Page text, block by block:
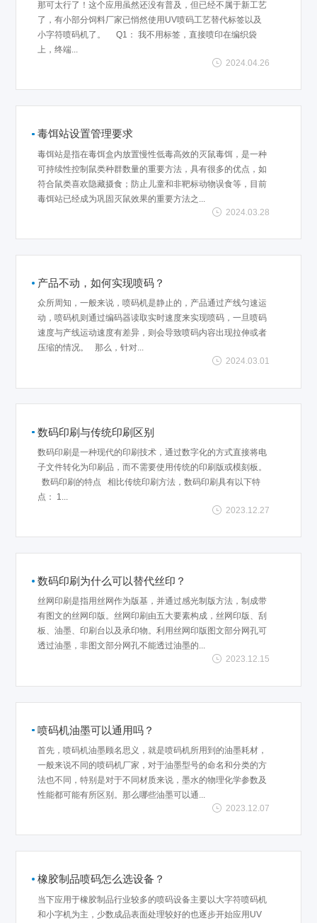
那可太行了！这个应用虽然还没有普及，但已经不属于新工艺
了，有小部分饲料厂家已悄然使用UV喷码工艺替代标签以及
小字符喷码机了。 Q1： 我不用标签，直接喷印在编织袋
上，终端...
2024.04.26
毒饵站设置管理要求
毒饵站是指在毒饵盒内放置慢性低毒高效的灭鼠毒饵，是一种
可持续性控制鼠类种群数量的重要方法，具有很多的优点，如
符合鼠类喜欢隐藏摄食；防止儿童和非靶标动物误食等，目前
毒饵站已经成为巩固灭鼠效果的重要方法之...
2024.03.28
产品不动，如何实现喷码？
众所周知，一般来说，喷码机是静止的，产品通过产线匀速运
动，喷码机则通过编码器读取实时速度来实现喷码，一旦喷码
速度与产线运动速度有差异，则会导致喷码内容出现拉伸或者
压缩的情况。 那么，针对...
2024.03.01
数码印刷与传统印刷区别
数码印刷是一种现代的印刷技术，通过数字化的方式直接将电
子文件转化为印刷品，而不需要使用传统的印刷版或模刻板。
数码印刷的特点 相比传统印刷方法，数码印刷具有以下特
点： 1...
2023.12.27
数码印刷为什么可以替代丝印？
丝网印刷是指用丝网作为版基，并通过感光制版方法，制成带
有图文的丝网印版。丝网印刷由五大要素构成，丝网印版、刮
板、油墨、印刷台以及承印物。利用丝网印版图文部分网孔可
透过油墨，非图文部分网孔不能透过油墨的...
2023.12.15
喷码机油墨可以通用吗？
首先，喷码机油墨顾名思义，就是喷码机所用到的油墨耗材，
一般来说不同的喷码机厂家，对于油墨型号的命名和分类的方
法也不同，特别是对于不同材质来说，墨水的物理化学参数及
性能都可能有所区别。那么哪些油墨可以通...
2023.12.07
橡胶制品喷码怎么选设备？
当下应用于橡胶制品行业较多的喷码设备主要以大字符喷码机
和小字机为主，少数成品表面处理较好的也逐步开始应用UV